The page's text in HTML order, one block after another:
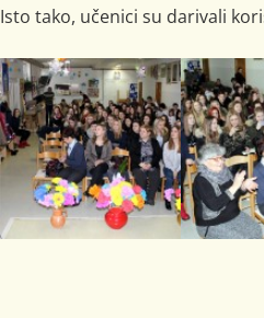
Isto tako, učenici su darivali